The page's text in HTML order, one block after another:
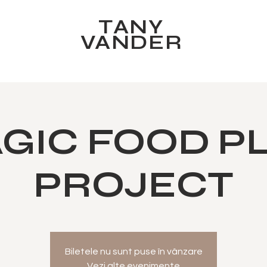
TANY
VANDER
FOOD
PROJECT
Biletele nu sunt puse în vânzare